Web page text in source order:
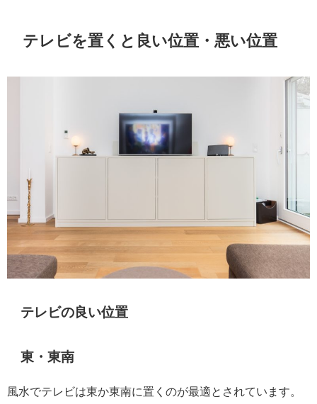
テレビを置くと良い位置・悪い位置
テレビの良い位置
東・東南
風水でテレビは東か東南に置くのが最適とされています。